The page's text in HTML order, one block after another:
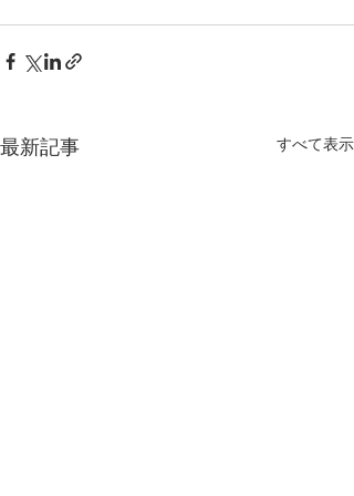
最新記事 すべて表示